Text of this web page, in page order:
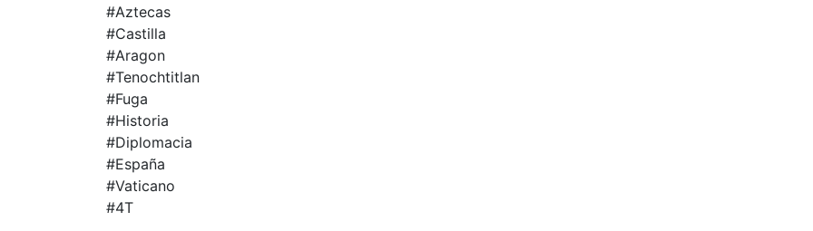
#Aztecas
#Castilla
#Aragon
#Tenochtitlan
#Fuga
#Historia
#Diplomacia
#España
#Vaticano
#4T